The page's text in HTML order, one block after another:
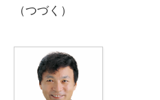
（つづく）